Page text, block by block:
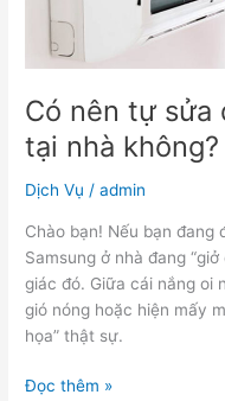
Có nên tự sửa
tại nhà không?
Dịch Vụ /admin
Chào bạn! Nếu bạn đang
Samsung ở nhà đang
giác đó. Giữa cái nắng oi
gió nóng hoặc hiện mấy
họa” thật sự.
nhà
không?
Đọc thêm »